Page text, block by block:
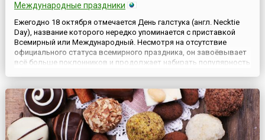
Международные праздники
Ежегодно 18 октября отмечается День галстука (англ. Necktie
Day), название которого нередко упоминается с приставкой
Всемирный или Международный. Несмотря на отсутствие
официального статуса всемирного праздника, он завоёвывает
всё больше поклонников и продолжает набирать популярность
вошё...